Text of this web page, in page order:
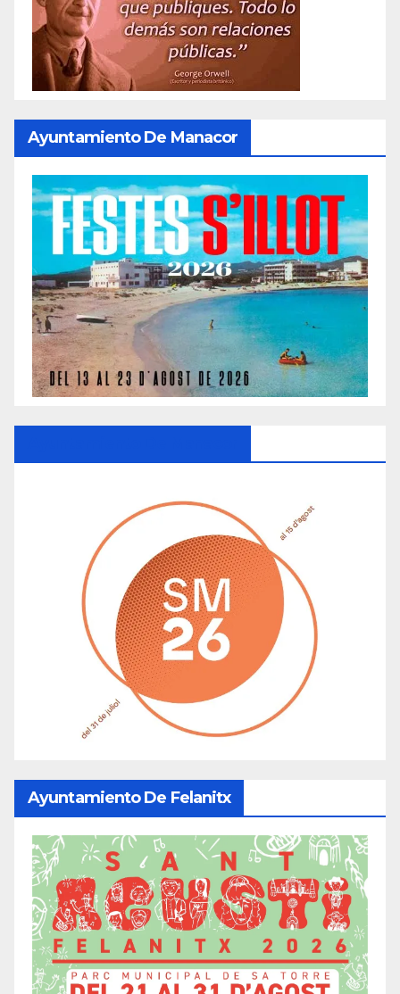
Ayuntamiento De Manacor
Ayuntamiento De Felanitx